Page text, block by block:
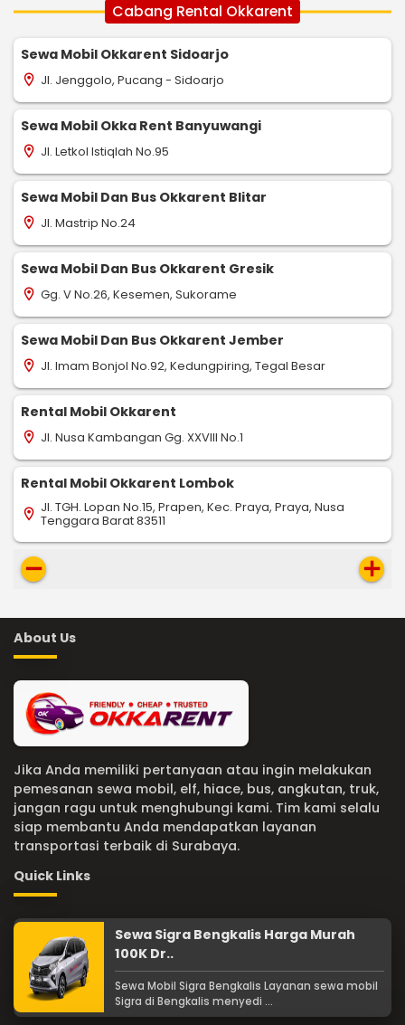
Cabang Rental Okkarent
Sewa Mobil Okkarent Sidoarjo
location_on Jl. Jenggolo, Pucang - Sidoarjo
Sewa Mobil Okka Rent Banyuwangi
location_on Jl. Letkol Istiqlah No.95
Sewa Mobil Dan Bus Okkarent Blitar
location_on Jl. Mastrip No.24
Sewa Mobil Dan Bus Okkarent Gresik
location_on Gg. V No.26, Kesemen, Sukorame
Sewa Mobil Dan Bus Okkarent Jember
location_on Jl. Imam Bonjol No.92, Kedungpiring, Tegal Besar
Rental Mobil Okkarent
location_on Jl. Nusa Kambangan Gg. XXVIII No.1
Rental Mobil Okkarent Lombok
location_on Jl. TGH. Lopan No.15, Prapen, Kec. Praya, Praya, Nusa
Tenggara Barat 83511
remove add
About Us
Jika Anda memiliki pertanyaan atau ingin melakukan
pemesanan sewa mobil, elf, hiace, bus, angkutan, truk,
jangan ragu untuk menghubungi kami. Tim kami selalu
siap membantu Anda mendapatkan layanan
transportasi terbaik di Surabaya.
Quick Links
Sewa Sigra Bengkalis Harga Murah
100K Dr..
Sewa Mobil Sigra Bengkalis Layanan sewa mobil
Sigra di Bengkalis menyedi ...